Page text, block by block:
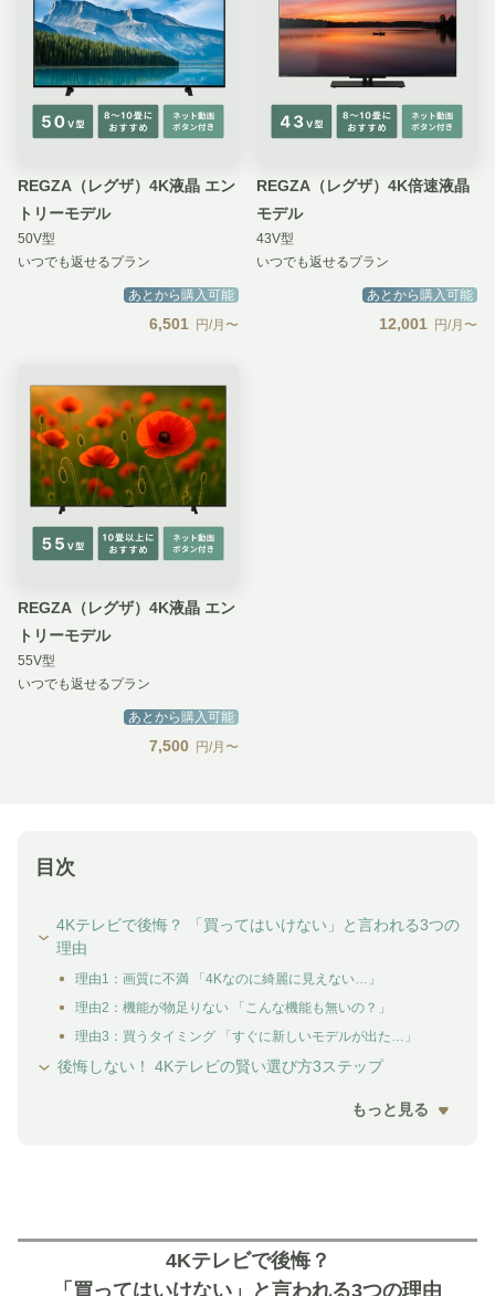
REGZA（レグザ）4K液晶 エン
トリーモデル
50V型
いつでも返せるプラン
あとから購入可能
6,501 円/月〜
REGZA（レグザ）4K倍速液晶
モデル
43V型
いつでも返せるプラン
あとから購入可能
12,001 円/月〜
REGZA（レグザ）4K液晶 エン
トリーモデル
55V型
いつでも返せるプラン
あとから購入可能
7,500 円/月〜
目次
4Kテレビで後悔？ 「買ってはいけない」と言われる3つの
理由
理由1：画質に不満 「4Kなのに綺麗に見えない…」
理由2：機能が物足りない 「こんな機能も無いの？」
理由3：買うタイミング 「すぐに新しいモデルが出た…」
後悔しない！ 4Kテレビの賢い選び方3ステップ
もっと見る
4Kテレビで後悔？
「買ってはいけない」と言われる3つの理由